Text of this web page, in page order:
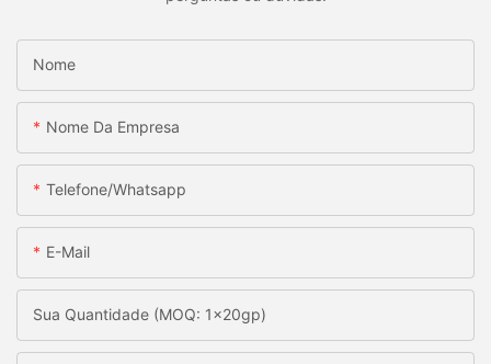
Nome
Nome Da Empresa
Telefone/whatsapp
E-Mail
Sua Quantidade (MOQ: 1x20gp)